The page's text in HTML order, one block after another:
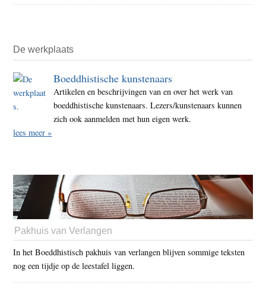
De werkplaats
Boeddhistische kunstenaars
Artikelen en beschrijvingen van en over het werk van
boeddhistische kunstenaars. Lezers/kunstenaars kunnen
zich ook aanmelden met hun eigen werk.
lees meer »
Pakhuis van Verlangen
In het Boeddhistisch pakhuis van verlangen blijven sommige teksten
nog een tijdje op de leestafel liggen.